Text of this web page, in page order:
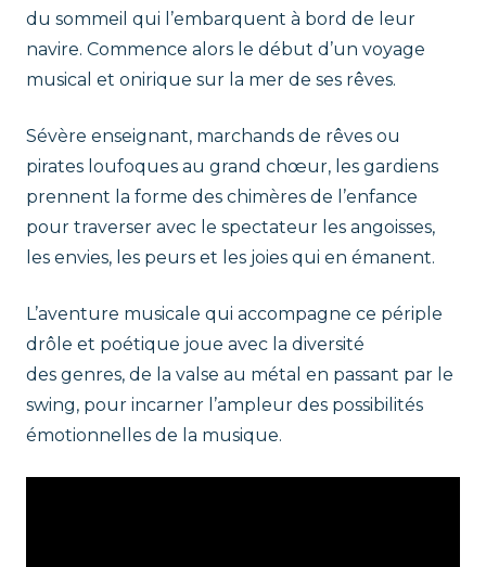
i
c
e
s
du sommeil qui l’embarquent à bord de leur
navire. Commence alors le début d’un voyage
musical et onirique sur la mer de ses rêves.
Sévère enseignant, marchands de rêves ou
pirates loufoques au grand chœur, les gardiens
prennent la forme des chimères de l’enfance
pour traverser avec le spectateur les angoisses,
les envies, les peurs et les joies qui en émanent.
L’aventure musicale qui accompagne ce périple
drôle et poétique joue avec la diversité
des genres, de la valse au métal en passant par le
swing, pour incarner l’ampleur des possibilités
émotionnelles de la musique.